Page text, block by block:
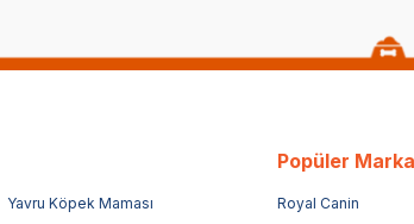
Yavru Köpek Maması
Popüler
Royal Canin